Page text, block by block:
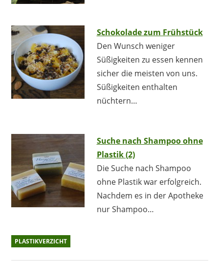
Schokolade zum Frühstück
Den Wunsch weniger
Süßigkeiten zu essen kennen
sicher die meisten von uns.
Süßigkeiten enthalten
nüchtern…
Suche nach Shampoo ohne
Plastik (2)
Die Suche nach Shampoo
ohne Plastik war erfolgreich.
Nachdem es in der Apotheke
nur Shampoo…
PLASTIKVERZICHT